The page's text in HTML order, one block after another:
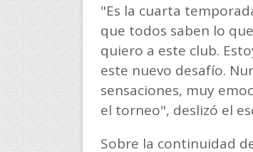
"Es la cuarta
que todos saben lo
quiero a este club.
este nuevo desafío.
sensaciones, muy
el torneo", deslizó el
Sobre la continuidad